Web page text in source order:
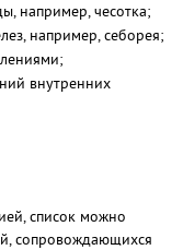
например, чесотка;
например, себорея;
внутренних
список можно
сопровождающихся